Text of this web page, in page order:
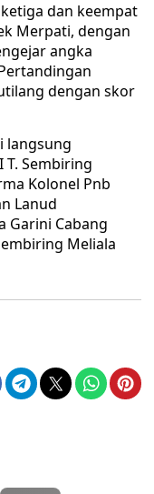
dan keempat
Merpati, dengan
angka
dengan skor
langsung
T. Sembiring
Kolonel Pnb
Lanud
Garini Cabang
Meliala